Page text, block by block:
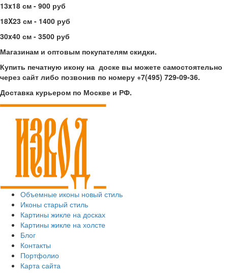
13x18 см - 900 руб
18X23 см - 1400 руб
30x40 см - 3500 руб
Магазинам и оптовым покупателям скидки.
Купить печатную икону на доске вы можете самостоятельно
через сайт либо позвонив по номеру +7(495) 729-09-36.
Доставка курьером по Москве и РФ.
Объемные иконы новый стиль
Иконы старый стиль
Картины жикле на досках
Картины жикле на холсте
Блог
Контакты
Портфолио
Карта сайта